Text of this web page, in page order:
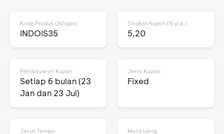
Kode Produk Obligasi
INDOIS35
Tingkat Kupon (% p.a.)
5,20
Pembayaran Kupon
Setiap 6 bulan (23
Jan dan 23 Jul)
Jenis Kupon
Fixed
Jatuh Tempo Mata Uang